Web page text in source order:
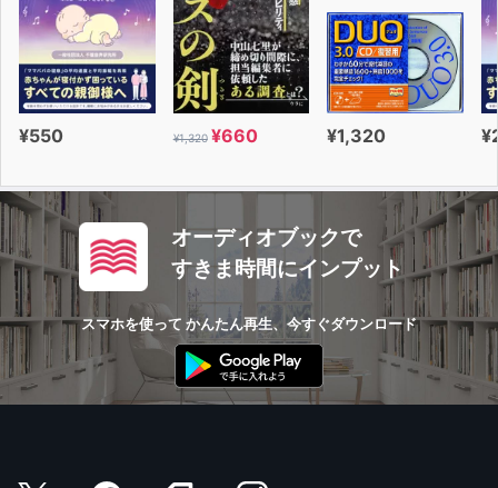
¥550 ¥1,320 ¥660 ¥1,320
オーディオブックで
すきま時間にインプット
スマホを使って かんたん再生、今すぐダウンロード